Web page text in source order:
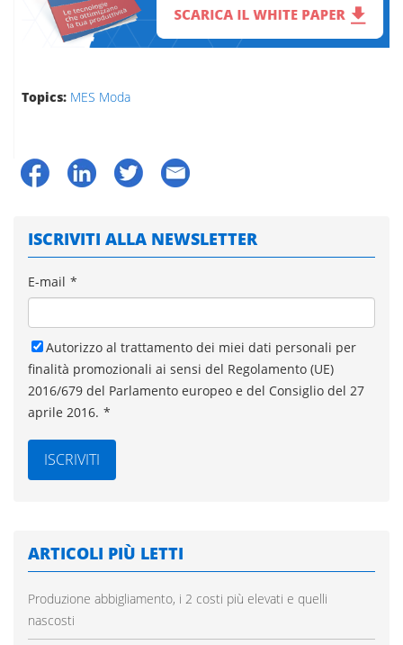
Topics: MES Moda
ISCRIVITI ALLA NEWSLETTER
E-mail *
Autorizzo al trattamento dei miei dati personali per
finalità promozionali ai sensi del Regolamento (UE)
2016/679 del Parlamento europeo e del Consiglio del 27
aprile 2016. *
ARTICOLI PIÙ LETTI
Produzione abbigliamento, i 2 costi più elevati e quelli
nascosti